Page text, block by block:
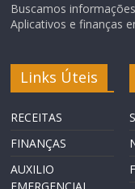
Buscamos
Aplicativos e finanças
Links Úteis
RECEITAS
FINANÇAS
AUXILIO